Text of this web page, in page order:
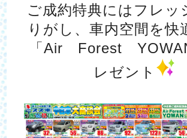
ご成約特典にはフレッ
りがし、車内空間を快
「Air Forest
レゼント